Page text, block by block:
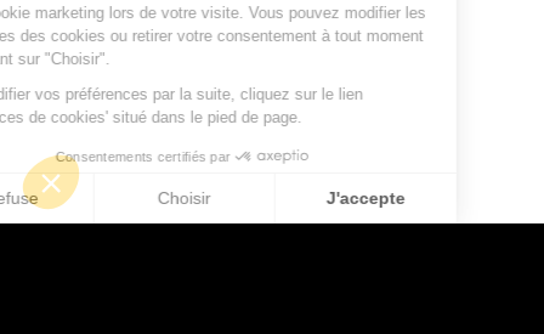
aucun cookie marketing lors de votre visite. Vous pouvez modifier les
paramètres des cookies ou retirer votre consentement à tout moment
en cliquant sur "Choisir".
Pour modifier vos préférences par la suite, cliquez sur le lien
'Préférences de cookies' situé dans le pied de page.
Consentements certifiés par
Je refuse